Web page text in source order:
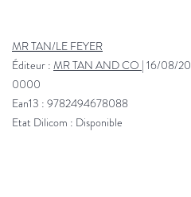
MR TAN/LE FEYER
Éditeur : MR TAN AND CO | 16/08/
0000
Ean13 : 9782494678088
Etat Dilicom : Disponible